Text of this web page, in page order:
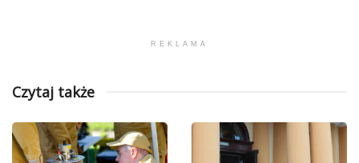
REKLAMA
Czytaj także